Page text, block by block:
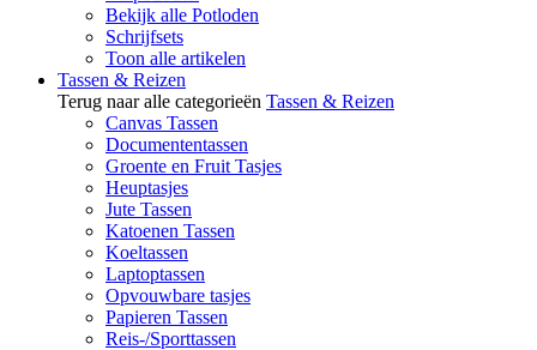
Bekijk alle Potloden
Schrijfsets
Toon alle artikelen
Tassen & Reizen
Terug naar alle categorieën Tassen & Reizen
Canvas Tassen
Documententassen
Groente en Fruit Tasjes
Heuptasjes
Jute Tassen
Katoenen Tassen
Koeltassen
Laptoptassen
Opvouwbare tasjes
Papieren Tassen
Reis-/Sporttassen